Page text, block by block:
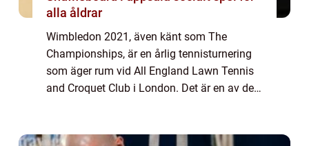
alla åldrar
Wimbledon 2021, även känt som The
Championships, är en årlig tennisturnering
som äger rum vid All England Lawn Tennis
and Croquet Club i London. Det är en av de
historia och ...